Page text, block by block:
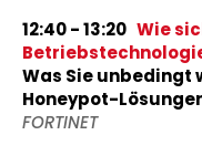
12:40 - 13:20 Wie
Was Sie unbedingt
Honeypot-
FORTINET